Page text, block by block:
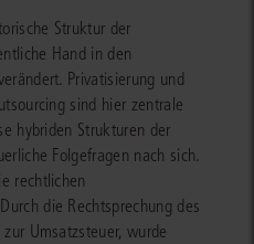
Struktur der
Hand in den
Privatisierung und
sind hier zentrale
hybriden Strukturen der
Folgefragen nach sich.
rechtlichen
die Rechtsprechung des
Umsatzsteuer, wurde